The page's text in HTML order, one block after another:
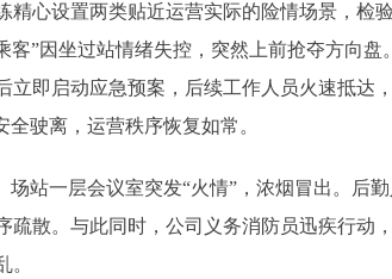
设置两类贴近运营实际的险情场景，检
”因坐过站情绪失控，突然上前抢夺方向
即启动应急预案，后续工作人员火速抵
驶离，运营秩序恢复如常。
一层会议室突发“火情”，浓烟冒出。后
散。与此同时，公司义务消防员迅疾行动
。